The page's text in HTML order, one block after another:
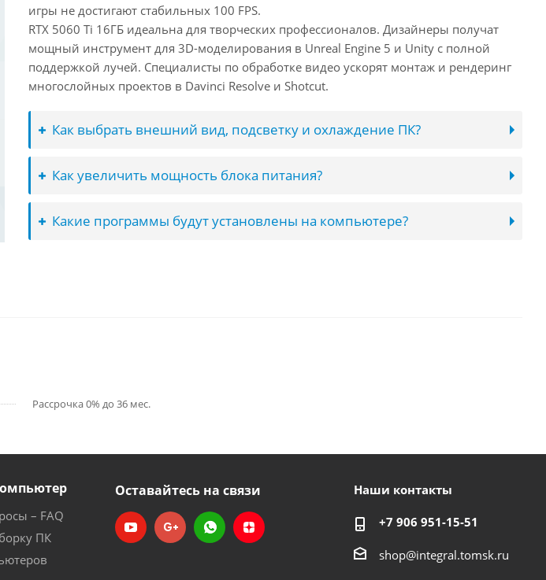
игры не достигают стабильных 100 FPS.
RTX 5060 Ti 16ГБ идеальна для творческих профессионалов. Дизайнеры получат
мощный инструмент для 3D-моделирования в Unreal Engine 5 и Unity с полной
поддержкой лучей. Специалисты по обработке видео ускорят монтаж и рендеринг
многослойных проектов в Davinci Resolve и Shotcut.
Как выбрать внешний вид, подсветку и охлаждение ПК?
Как увеличить мощность блока питания?
Какие программы будут установлены на компьютере?
Рассрочка 0% до 36 мес.
– FAQ
ПК
Оставайтесь на связи Наши контакты
+7 906 951-15-51
shop@integral.tomsk.ru